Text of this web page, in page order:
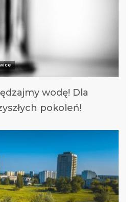
wodę! Dla
pokoleń!